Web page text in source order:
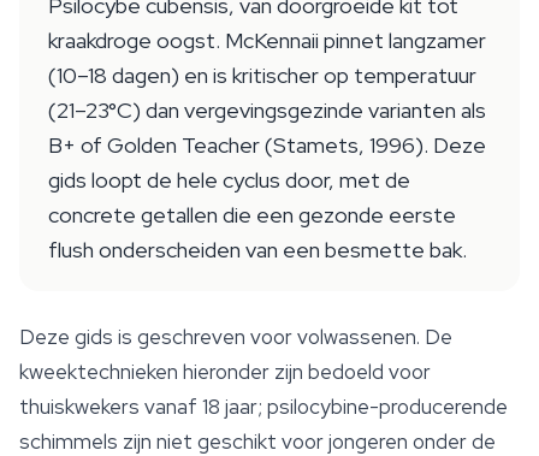
kraakdroge oogst. McKennaii pinnet langzamer
(10–18 dagen) en is kritischer op temperatuur
(21–23°C) dan vergevingsgezinde varianten als
B+ of Golden Teacher (Stamets, 1996). Deze
gids loopt de hele cyclus door, met de
concrete getallen die een gezonde eerste
flush onderscheiden van een besmette bak.
Deze gids is geschreven voor volwassenen. De
kweektechnieken hieronder zijn bedoeld voor
thuiskwekers vanaf 18 jaar; psilocybine-producerende
schimmels zijn niet geschikt voor jongeren onder de